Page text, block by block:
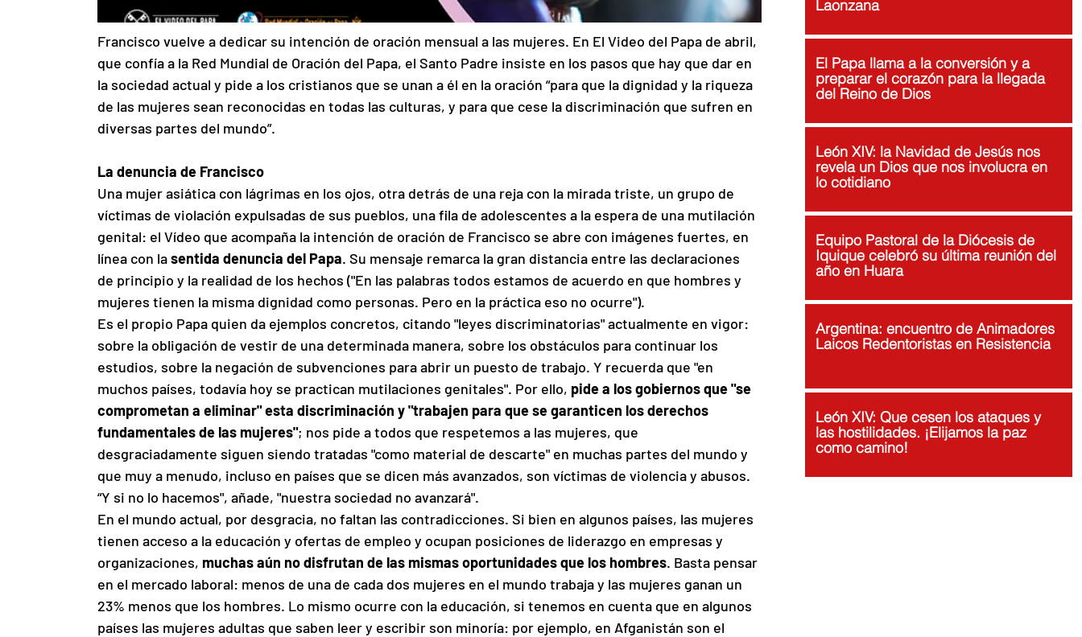
Francisco vuelve a dedicar su intención de oración mensual a las mujeres. En El Video del Papa de abril,
que confía a la Red Mundial de Oración del Papa, el Santo Padre insiste en los pasos que hay que dar en
la sociedad actual y pide a los cristianos que se unan a él en la oración “para que la dignidad y la riqueza
de las mujeres sean reconocidas en todas las culturas, y para que cese la discriminación que sufren en
diversas partes del mundo”.
La denuncia de Francisco
Una mujer asiática con lágrimas en los ojos, otra detrás de una reja con la mirada triste, un grupo de
víctimas de violación expulsadas de sus pueblos, una fila de adolescentes a la espera de una mutilación
genital: el Vídeo que acompaña la intención de oración de Francisco se abre con imágenes fuertes, en
línea con la sentida denuncia del Papa. Su mensaje remarca la gran distancia entre las declaraciones
de principio y la realidad de los hechos ("En las palabras todos estamos de acuerdo en que hombres y
mujeres tienen la misma dignidad como personas. Pero en la práctica eso no ocurre").
Es el propio Papa quien da ejemplos concretos, citando "leyes discriminatorias" actualmente en vigor:
sobre la obligación de vestir de una determinada manera, sobre los obstáculos para continuar los
estudios, sobre la negación de subvenciones para abrir un puesto de trabajo. Y recuerda que "en
muchos países, todavía hoy se practican mutilaciones genitales". Por ello, pide a los gobiernos que "se
comprometan a eliminar" esta discriminación y "trabajen para que se garanticen los derechos
fundamentales de las mujeres"; nos pide a todos que respetemos a las mujeres, que
desgraciadamente siguen siendo tratadas "como material de descarte" en muchas partes del mundo y
que muy a menudo, incluso en países que se dicen más avanzados, son víctimas de violencia y abusos.
“Y si no lo hacemos", añade, "nuestra sociedad no avanzará".
En el mundo actual, por desgracia, no faltan las contradicciones. Si bien en algunos países, las mujeres
tienen acceso a la educación y ofertas de empleo y ocupan posiciones de liderazgo en empresas y
organizaciones, muchas aún no disfrutan de las mismas oportunidades que los hombres. Basta pensar
en el mercado laboral: menos de una de cada dos mujeres en el mundo trabaja y las mujeres ganan un
23% menos que los hombres. Lo mismo ocurre con la educación, si tenemos en cuenta que en algunos
países las mujeres adultas que saben leer y escribir son minoría: por ejemplo, en Afganistán son el
Laonzana
El Papa llama a la conversión y a
preparar el corazón para la llegada
del Reino de Dios
León XIV: la Navidad de Jesús nos
revela un Dios que nos involucra en
lo cotidiano
Equipo Pastoral de la Diócesis de
Iquique celebró su última reunión del
año en Huara
Argentina: encuentro de Animadores
Laicos Redentoristas en Resistencia
León XIV: Que cesen los ataques y
las hostilidades. ¡Elijamos la paz
como camino!